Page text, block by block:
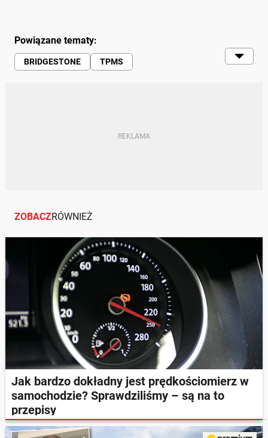
Powiązane tematy:
BRIDGESTONE
TPMS
ZOBACZRÓWNIEŻ
Jak bardzo dokładny jest prędkościomierz w
samochodzie? Sprawdziliśmy – są na to
przepisy